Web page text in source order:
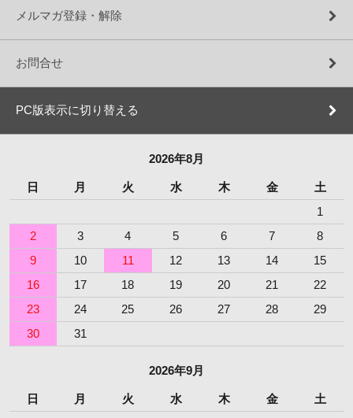
メルマガ登録・解除
お問合せ
PC版表示に切り替える
2026年8月
日 月 火 水 木 金
土
1
2
3 4 5 6 7
8
9
10 11 12 13 14
15
16
17 18 19 20 21
22
23
24 25 26 27 28
29
30
31
2026年9月
日 月 火 水 木 金
土